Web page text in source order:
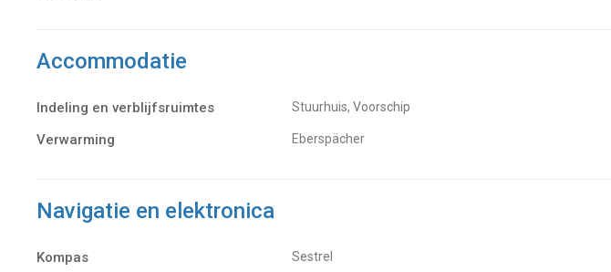
Accommodatie
Indeling en verblijfsruimtes Stuurhuis, Voorschip
Verwarming Eberspächer
Navigatie en elektronica
Kompas Sestrel